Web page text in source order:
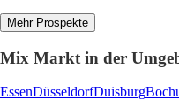
Mehr Prospekte
Mix Markt in der
EssenDüsseldorfDuisburg